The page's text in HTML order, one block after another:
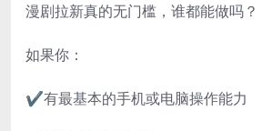
漫剧拉新真的无门槛，谁都能做吗？
如果你：
✔有最基本的手机或电脑操作能力